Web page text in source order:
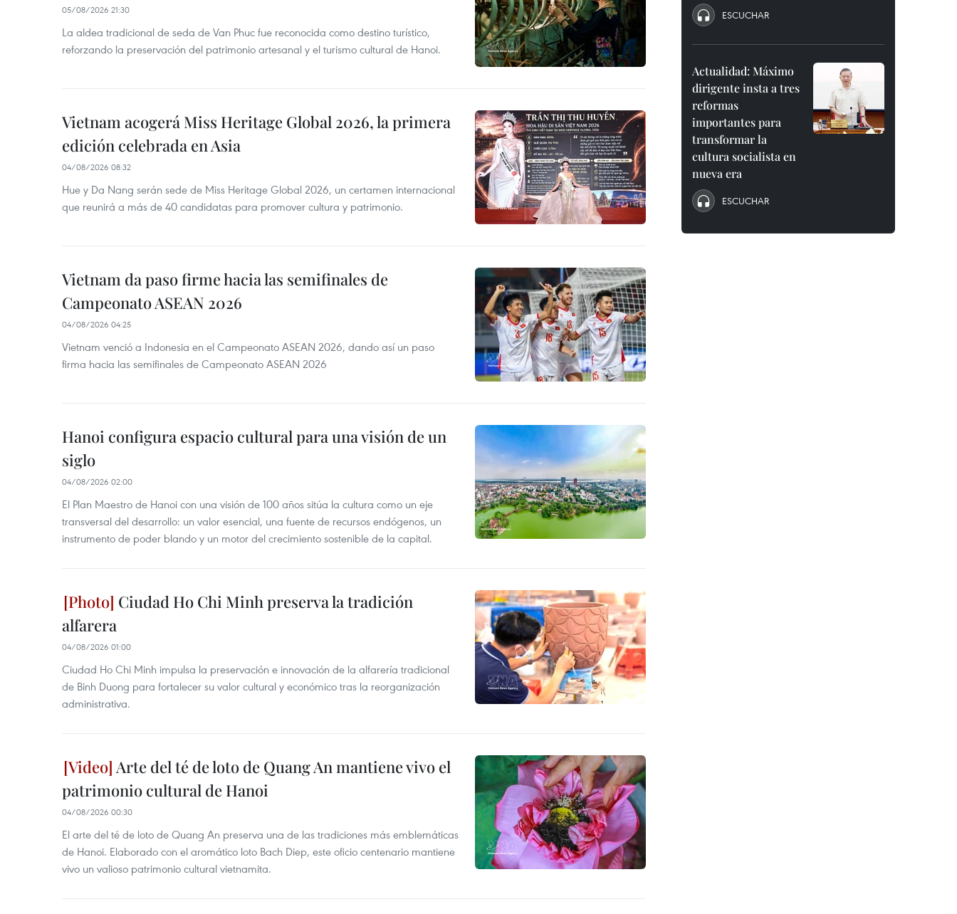
05/08/2026 21:30
La aldea tradicional de seda de Van Phuc fue reconocida como destino turístico,
reforzando la preservación del patrimonio artesanal y el turismo cultural de Hanoi.
Vietnam acogerá Miss Heritage Global 2026, la primera
edición celebrada en Asia
04/08/2026 08:32
Hue y Da Nang serán sede de Miss Heritage Global 2026, un certamen internacional
que reunirá a más de 40 candidatas para promover cultura y patrimonio.
Vietnam da paso firme hacia las semifinales de
Campeonato ASEAN 2026
04/08/2026 04:25
Vietnam venció a Indonesia en el Campeonato ASEAN 2026, dando así un paso
firma hacia las semifinales de Campeonato ASEAN 2026
Hanoi configura espacio cultural para una visión de un
siglo
04/08/2026 02:00
El Plan Maestro de Hanoi con una visión de 100 años sitúa la cultura como un eje
transversal del desarrollo: un valor esencial, una fuente de recursos endógenos, un
instrumento de poder blando y un motor del crecimiento sostenible de la capital.
Ciudad Ho Chi Minh preserva la tradición
alfarera
04/08/2026 01:00
Ciudad Ho Chi Minh impulsa la preservación e innovación de la alfarería tradicional
de Binh Duong para fortalecer su valor cultural y económico tras la reorganización
administrativa.
Arte del té de loto de Quang An mantiene vivo el
patrimonio cultural de Hanoi
04/08/2026 00:30
El arte del té de loto de Quang An preserva una de las tradiciones más emblemáticas
de Hanoi. Elaborado con el aromático loto Bach Diep, este oficio centenario mantiene
vivo un valioso patrimonio cultural vietnamita.
ESCUCHAR
Actualidad: Máximo
dirigente insta a tres
reformas
importantes para
transformar la
cultura socialista en
nueva era
ESCUCHAR